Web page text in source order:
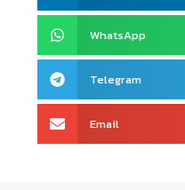
WhatsApp
Telegram
Email